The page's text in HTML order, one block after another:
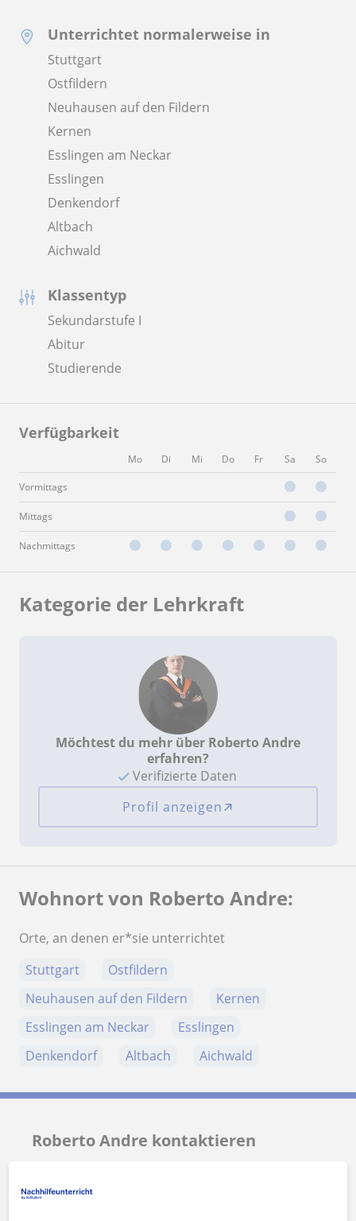
Unterrichtet normalerweise in
Stuttgart
Ostfildern
Neuhausen auf den Fildern
Kernen
Esslingen am Neckar
Esslingen
Denkendorf
Altbach
Aichwald
Klassentyp
Sekundarstufe I
Abitur
Studierende
Verfügbarkeit
Mo Di Mi Do Fr Sa So
Vormittags
Mittags
Nachmittags
Kategorie der Lehrkraft
Möchtest du mehr über Roberto Andre
erfahren?
Verifizierte Daten
Profil anzeigen
Wohnort von Roberto Andre:
Orte, an denen er*sie unterrichtet
Stuttgart
Ostfildern
Neuhausen auf den Fildern
Kernen
Esslingen am Neckar
Esslingen
Denkendorf
Altbach Aichwald
Roberto Andre kontaktieren
Preis pro Stunde